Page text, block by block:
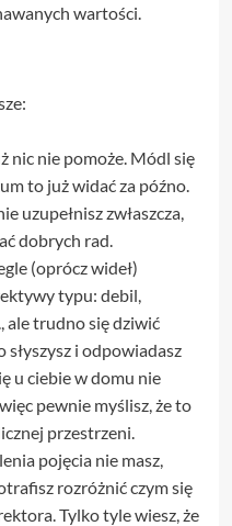
wartości.
nic nie pomoże. Módl się
to już widać za późno.
uzupełnisz zwłaszcza,
dobrych rad.
(oprócz wideł)
typu: debil,
ale trudno się dziwić
i odpowiadasz
u ciebie w domu nie
pewnie myślisz, że to
przestrzeni.
pojęcia nie masz,
rozróżnić czym się
Tylko tyle wiesz, że